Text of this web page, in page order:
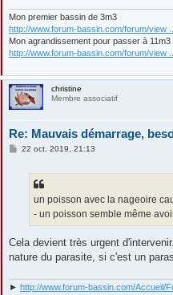
Mon premier bassin de 3m3
http://www.forum-bassin.com/forum/view
Mon agrandissement pour passer à 11m3
http://www.forum-bassin.com/forum/view
christine
Membre associatif
Re: Mauvais démarrage,
M22 oct. 2019, 21:13
un poisson avec la nageoire
- un poisson semble même
Cela devient très urgent
nature du parasite, si c'est un
► http://www.forum-bassin.com/Accueil/